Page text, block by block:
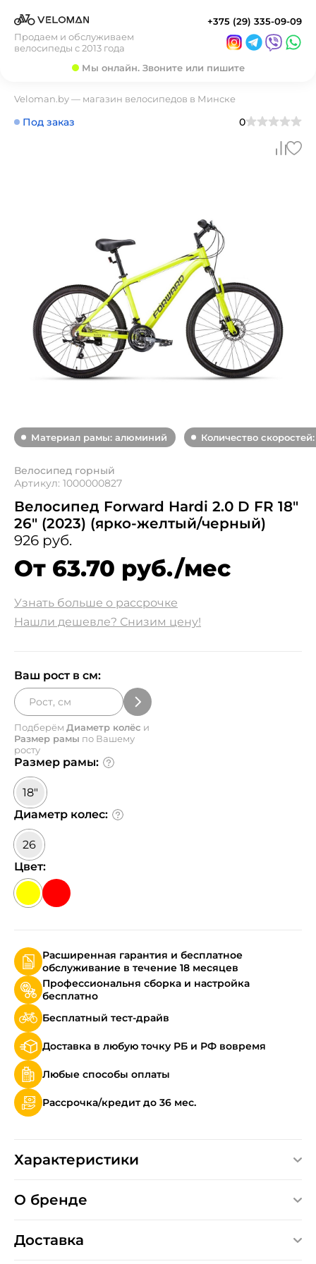
Продаем и обслуживаем
велосипеды с 2013 года
+375 (29) 335-09-09
Мы онлайн. Звоните или пишите
Veloman.by — магазин велосипедов в Минске
Под заказ 0
Материал рамы: алюминий Количество скоростей:
Велосипед горный
Артикул: 1000000827
Велосипед Forward Hardi 2.0 D FR 18"
26" (2023) (ярко-желтый/черный)
926 руб.
От 63.70 руб./мес
Узнать больше о рассрочке
Нашли дешевле? Снизим цену!
Ваш рост в см:
Подберём Диаметр колёс и
Размер рамы по Вашему
росту
Размер рамы:
18"
Диаметр колес:
26
Цвет:
Расширенная гарантия и бесплатное
обслуживание в течение 18 месяцев
Профессиональня сборка и настройка
бесплатно
Бесплатный тест-драйв
Доставка в любую точку РБ и РФ вовремя
Любые способы оплаты
Рассрочка/кредит до 36 мес.
Характеристики
О бренде
Доставка